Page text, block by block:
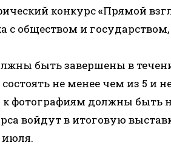
конкурс«Прямой
с обществом и
быть завершены в
не менее чем из 5 и
фотографиям должны быть
войдут в итоговую
июля.